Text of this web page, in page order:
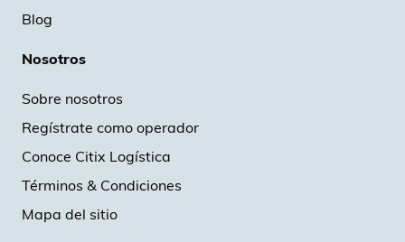
Blog
Nosotros
Sobre nosotros
Regístrate como operador
Conoce Citix Logística
Términos & Condiciones
Mapa del sitio